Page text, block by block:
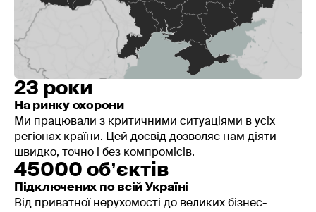
23 роки
На ринку охорони
Ми працювали з критичними ситуаціями в усіх
регіонах країни. Цей досвід дозволяє нам діяти
швидко, точно і без компромісів.
45000 обʼєктів
Підключених по всій Україні
Від приватної нерухомості до великих бізнес-